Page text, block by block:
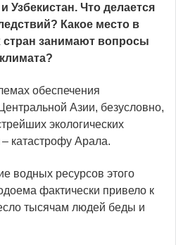
Узбекистан. Что делается
Какое место в
стран занимают воп­росы
обеспечения
Азии, безусловно,
экологических
катастрофу Арала.
водных ресурсов этого
фактичес­ки привело к
тысячам людей беды и